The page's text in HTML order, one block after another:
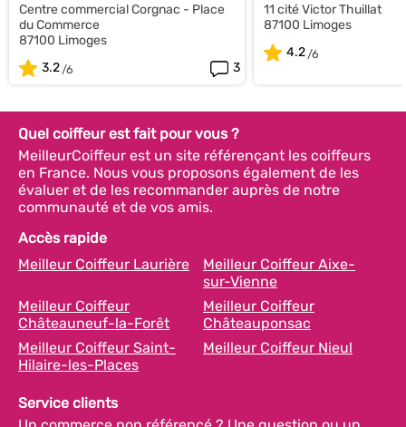
Centre commercial Corgnac - Place
du Commerce
87100 Limoges
3.2
3
11 cité Victor Thuillat
87100 Limoges
4.2
Quel coiffeur est fait pour vous ?
MeilleurCoiffeur est un site référençant les coiffeurs
en France. Nous vous proposons également de les
évaluer et de les recommander auprès de notre
communauté et de vos amis.
Accès rapide
Meilleur Coiffeur Laurière
Meilleur Coiffeur Aixe-
sur-Vienne
Meilleur Coiffeur
Châteauneuf-la-Forêt
Meilleur Coiffeur
Châteauponsac
Meilleur Coiffeur Saint-
Hilaire-les-Places
Meilleur Coiffeur Nieul
Service clients